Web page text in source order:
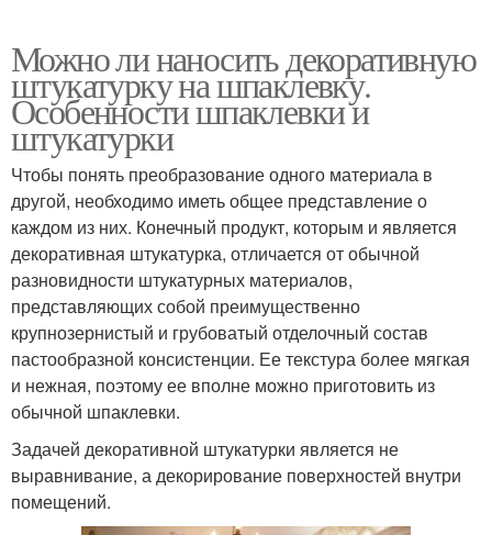
Можно ли наносить декоративную
штукатурку на шпаклевку.
Особенности шпаклевки и
штукатурки
Чтобы понять преобразование одного материала в
другой, необходимо иметь общее представление о
каждом из них. Конечный продукт, которым и является
декоративная штукатурка, отличается от обычной
разновидности штукатурных материалов,
представляющих собой преимущественно
крупнозернистый и грубоватый отделочный состав
пастообразной консистенции. Ее текстура более мягкая
и нежная, поэтому ее вполне можно приготовить из
обычной шпаклевки.
Задачей декоративной штукатурки является не
выравнивание, а декорирование поверхностей внутри
помещений.